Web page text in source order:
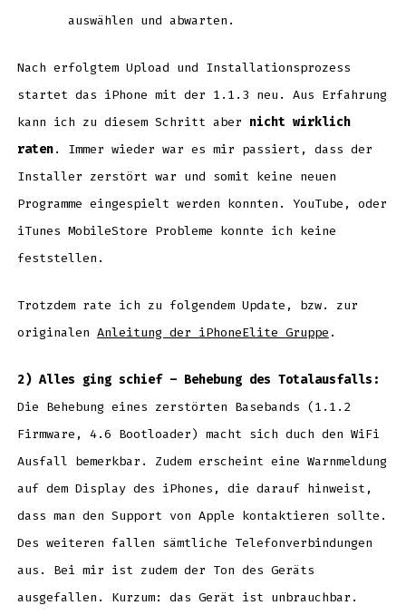
auswählen und abwarten.
Nach erfolgtem Upload und Installationsprozess
startet das iPhone mit der 1.1.3 neu. Aus Erfahrung
kann ich zu diesem Schritt aber nicht wirklich
raten. Immer wieder war es mir passiert, dass der
Installer zerstört war und somit keine neuen
Programme eingespielt werden konnten. YouTube, oder
iTunes MobileStore Probleme konnte ich keine
feststellen.
Trotzdem rate ich zu folgendem Update, bzw. zur
originalen Anleitung der iPhoneElite Gruppe .
2) Alles ging schief – Behebung des Totalausfalls :
Die Behebung eines zerstörten Basebands (1.1.2
Firmware, 4.6 Bootloader) macht sich duch den WiFi
Ausfall bemerkbar. Zudem erscheint eine Warnmeldung
auf dem Display des iPhones, die darauf hinweist,
dass man den Support von Apple kontaktieren sollte.
Des weiteren fallen sämtliche Telefonverbindungen
aus. Bei mir ist zudem der Ton des Geräts
ausgefallen. Kurzum: das Gerät ist unbrauchbar.